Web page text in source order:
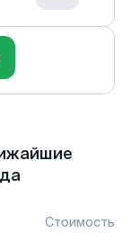
Стоимость